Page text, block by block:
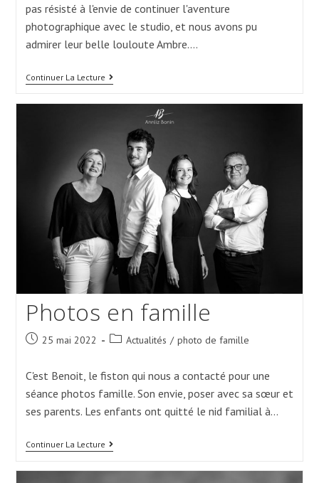
pas résisté à l'envie de continuer l'aventure
photographique avec le studio, et nous avons pu
admirer leur belle louloute Ambre.…
Continuer La LectureUne
Douce
Bébée
Ambre
Photos en famille
Post 25 mai 2022
Post Actualités / photo de famille
C'est Benoit, le fiston qui nous a contacté pour une
séance photos famille. Son envie, poser avec sa sœur et
ses parents. Les enfants ont quitté le nid familial à…
Continuer La LecturePhotos
En